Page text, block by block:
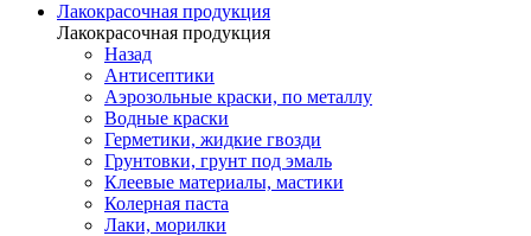
Лакокрасочная продукция
Лакокрасочная продукция
Назад
Антисептики
Аэрозольные краски, по металлу
Водные краски
Герметики, жидкие гвозди
Грунтовки, грунт под эмаль
Клеевые материалы, мастики
Колерная паста
Лаки, морилки